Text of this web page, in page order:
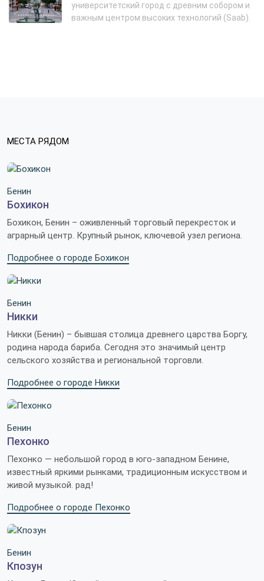
университетский город с древним собором и
важным центром высоких технологий (Saab).
МЕСТА РЯДОМ
Бенин
Бохикон
Бохикон, Бенин – оживленный торговый перекресток и
аграрный центр. Крупный рынок, ключевой узел региона.
Подробнее о городе Бохикон
Бенин
Никки
Никки (Бенин) – бывшая столица древнего царства Боргу,
родина народа бариба. Сегодня это значимый центр
сельского хозяйства и региональной торговли.
Подробнее о городе Никки
Бенин
Пехонко
Пехонко — небольшой город в юго‑западном Бенине,
известный яркими рынками, традиционным искусством и
живой музыкой. рад!
Подробнее о городе Пехонко
Бенин
Кпозун